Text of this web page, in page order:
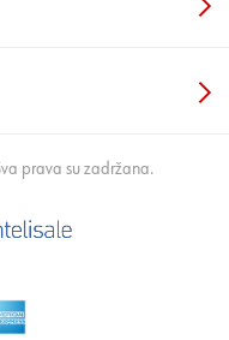
prava su zadržana.